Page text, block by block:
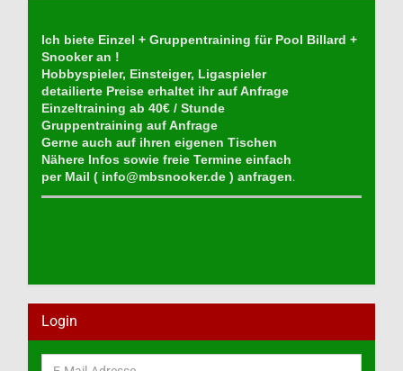
Ich biete Einzel + Gruppentraining für Pool Billard +
Snooker an !
Hobbyspieler, Einsteiger, Ligaspieler
detailierte Preise erhaltet ihr auf Anfrage
Einzeltraining ab 40€ / Stunde
Gruppentraining auf Anfrage
Gerne auch auf ihren eigenen Tischen
Nähere Infos sowie freie Termine einfach
per Mail ( info@mbsnooker.de ) anfragen.
Login